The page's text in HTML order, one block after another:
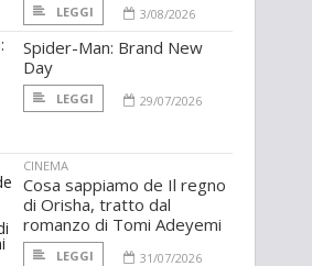
LEGGI 3/08/2026
Spider-Man: Brand New
Day
LEGGI 29/07/2026
CINEMA
Cosa sappiamo de Il regno
di Orisha, tratto dal
romanzo di Tomi Adeyemi
LEGGI
31/07/2026